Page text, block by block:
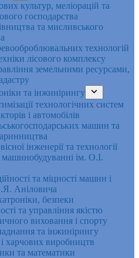
культур, меліорацій та
господарства
та мисливського
технологій
лісового комплексу
земельними ресурсами,
та інжинірингу
технологічних систем
і автомобілів
машин та
інженерії та технології
машинобудуванні ім. О.І.
та міцності машин і
Аніловича
безпеки
та управління якістю
виховання і спорту
та інжинірингу
харчових виробництв
та математики